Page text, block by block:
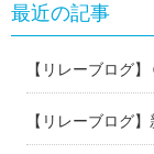
最近の記事
【リレーブログ
【リレーブログ